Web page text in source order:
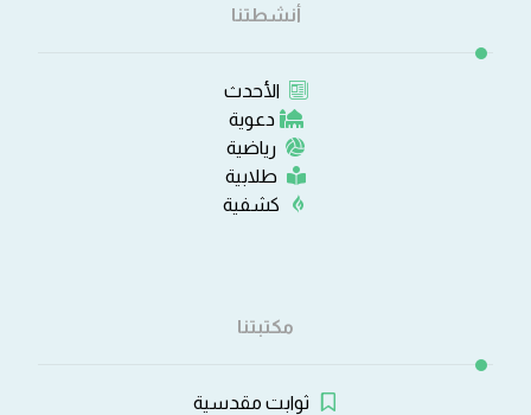
أنشطتنا
الأحدث
دعوية
رياضية
طلابية
كشفية
مكتبتنا
ثوابت مقدسية